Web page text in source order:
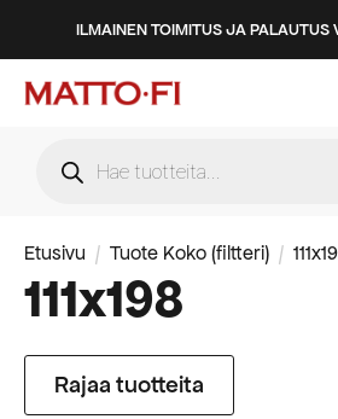
ILMAINEN TOIMITUS JA PALAUTUS
search
Etusivu Tuote Koko (filtteri)
111x198
Rajaa tuotteita